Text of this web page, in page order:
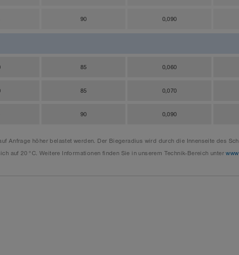
90 0,090
85 0,060
85 0,070
90 0,090
Anfrage höher belastet werden. Der Biegeradius wird durch die Innenseite des
auf 20 °C. Weitere Informationen finden Sie in unserem Technik-Bereich unter